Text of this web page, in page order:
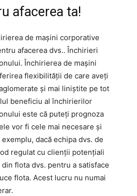
afacerea ta!
de mașini corporative
afacerea dvs.. Închirieri
Închirierea de mașini
flexibilității de care aveți
și mai liniștite pe tot
beneficiu al închirierilor
este că puteți prognoza
vor fi cele mai necesare și
dacă echipa dvs. de
regulat cu clienții potențiali
flota dvs. pentru a satisface
flota. Acest lucru nu numai